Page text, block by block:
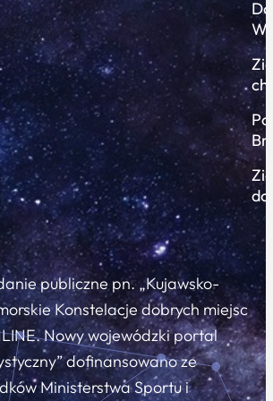
publiczne pn. „Kujawsko-
Konstelacje dobrych miejsc
Nowy wojewódzki portal
dofinansowano ze
Ministerstwa Sportu i